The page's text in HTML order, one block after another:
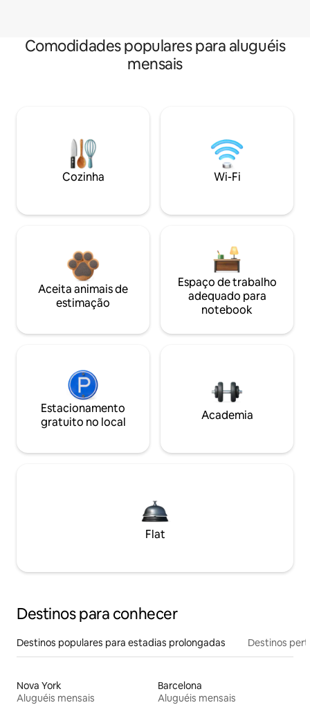
Comodidades populares para aluguéis
mensais
Cozinha Wi-Fi
Aceita animais de
estimação
Espaço de trabalho
adequado para
notebook
Estacionamento
gratuito no local
Academia
Flat
Destinos para conhecer
Destinos populares para estadias prolongadas Destinos
Nova York
Aluguéis mensais
Barcelona
Aluguéis mensais